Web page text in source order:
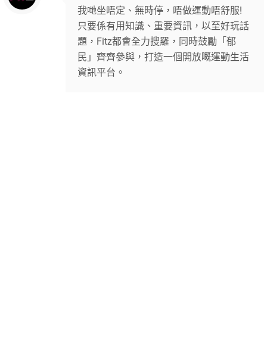
我哋坐唔定、無時停，唔做運動唔舒服!
只要係有用知識、重要資訊，以至好玩話
題，Fitz都會全力搜羅，同時鼓勵「郁
民」齊齊參與，打造一個開放嘅運動生活
資訊平台。